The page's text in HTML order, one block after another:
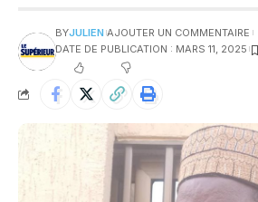
BYJULIEN AJOUTER UN COMMENTAIRE
DATE DE PUBLICATION : MARS 11, 2025